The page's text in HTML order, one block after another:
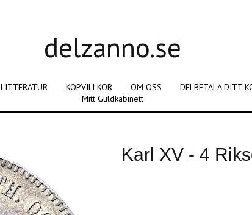
delzanno.se
LITTERATUR KÖPVILLKOR OM OSS DELBETALA DITT
Mitt Guldkabinett
Karl XV - 4